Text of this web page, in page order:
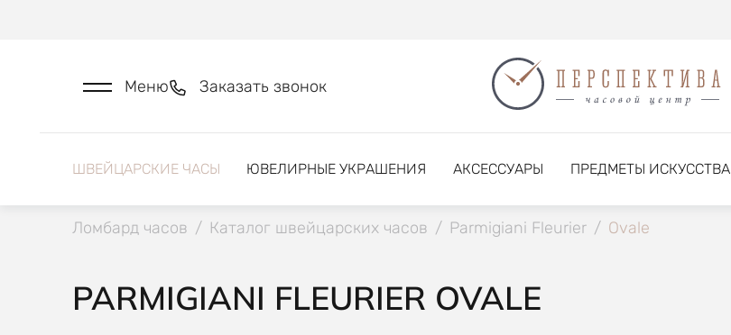
Меню Заказать звонок
ШВЕЙЦАРСКИЕ ЧАСЫ ЮВЕЛИРНЫЕ УКРАШЕНИЯ АКСЕССУАРЫ ПРЕДМЕТЫ ИСКУССТВА
Ломбард часов / Каталог швейцарских часов / Parmigiani Fleurier / Ovale
PARMIGIANI FLEURIER OVALE